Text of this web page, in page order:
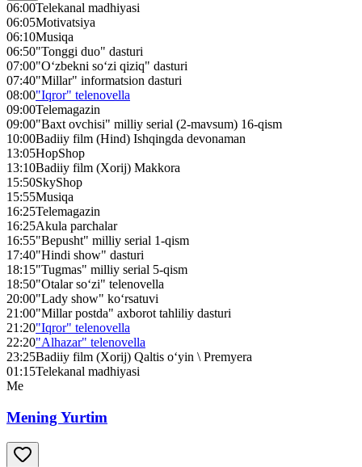
06:00Telekanal madhiyasi
06:05Motivatsiya
06:10Musiqa
06:50"Tonggi duo" dasturi
07:00"O‘zbekni so‘zi qiziq" dasturi
07:40"Millar" informatsion dasturi
08:00"Iqror" telenovella
09:00Telemagazin
09:00"Baxt ovchisi" milliy serial (2-mavsum) 16-qism
10:00Badiiy film (Hind) Ishqingda devonaman
13:05HopShop
13:10Badiiy film (Xorij) Makkora
15:50SkyShop
15:55Musiqa
16:25Telemagazin
16:25Akula parchalar
16:55"Bepusht" milliy serial 1-qism
17:40"Hindi show" dasturi
18:15"Tugmas" milliy serial 5-qism
18:50"Otalar so‘zi" telenovella
20:00"Lady show" ko‘rsatuvi
21:00"Millar postda" axborot tahliliy dasturi
21:20"Iqror" telenovella
22:20"Alhazar" telenovella
23:25Badiiy film (Xorij) Qaltis o‘yin \ Premyera
01:15Telekanal madhiyasi
Me
Mening Yurtim